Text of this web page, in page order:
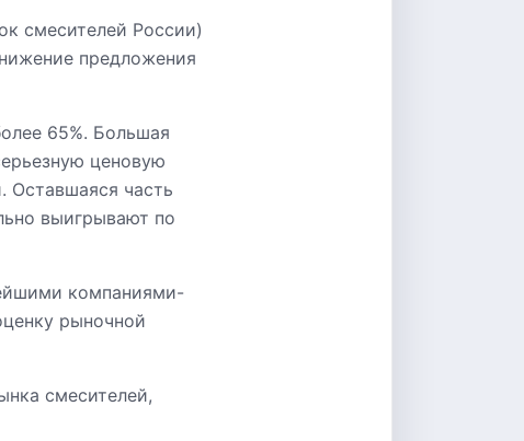
смесителей России)
предложения
65%. Большая
ценовую
Оставшаяся часть
выигрывают по
компаниями-
рыночной
смесителей,